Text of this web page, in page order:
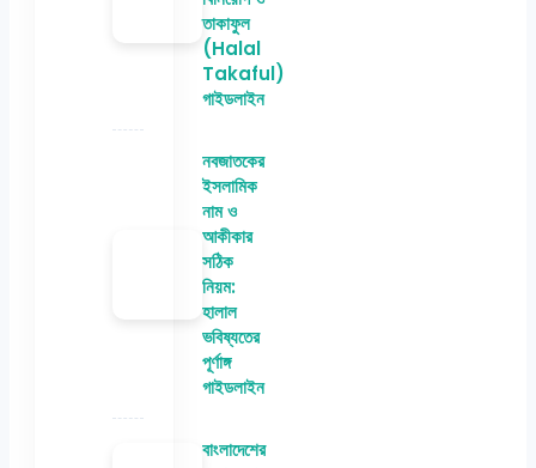
তাকাফুল
(Halal
Takaful)
গাইডলাইন
নবজাতকের
ইসলামিক
নাম ও
আকীকার
সঠিক
নিয়ম:
হালাল
ভবিষ্যতের
পূর্ণাঙ্গ
গাইডলাইন
বাংলাদেশের